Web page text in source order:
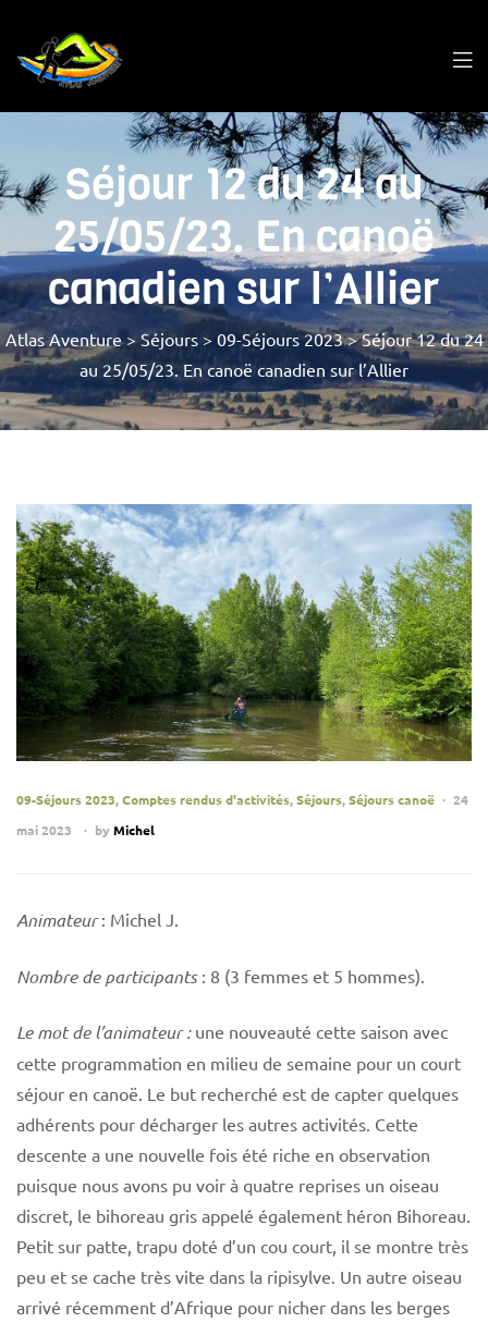
Séjour 12 du 24 au
25/05/23. En canoë
canadien sur l’Allier
Atlas Aventure>Séjours> 09-Séjours 2023>Séjour 12 du 24
au 25/05/23. En canoë canadien sur l’Allier
09-Séjours 2023,Comptes rendus d'activités,Séjours,Séjours canoë
24
mai 2023
by Michel
Animateur: Michel J.
Nombre de participants: 8 (3 femmes et 5 hommes).
Le mot de l’animateur : une nouveauté cette saison avec
cette programmation en milieu de semaine pour un court
séjour en canoë. Le but recherché est de capter quelques
adhérents pour décharger les autres activités. Cette
descente a une nouvelle fois été riche en observation
puisque nous avons pu voir à quatre reprises un oiseau
discret, le bihoreau gris appelé également héron Bihoreau.
Petit sur patte, trapu doté d’un cou court, il se montre très
peu et se cache très vite dans la ripisylve. Un autre oiseau
arrivé récemment d’Afrique pour nicher dans les berges